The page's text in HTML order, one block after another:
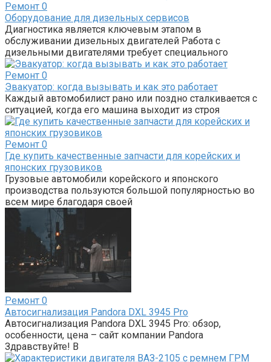
Ремонт 0
Оборудование для дизельных сервисов
Диагностика является ключевым этапом в
обслуживании дизельных двигателей Работа с
дизельными двигателями требует специального
Ремонт 0
Эвакуатор: когда вызывать и как это работает
Каждый автомобилист рано или поздно сталкивается с
ситуацией, когда его машина выходит из строя
Ремонт 0
Где купить качественные запчасти для корейских и
японских грузовиков
Грузовые автомобили корейского и японского
производства пользуются большой популярностью во
всем мире благодаря своей
Ремонт 0
Автосигнализация Pandora DXL 3945 Pro
Автосигнализация Pandora DXL 3945 Pro: обзор,
особенности, цена – сайт компании Pandora
Здравствуйте! В